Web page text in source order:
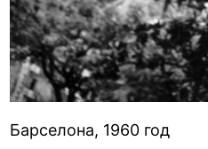
Барселона, 1960 год